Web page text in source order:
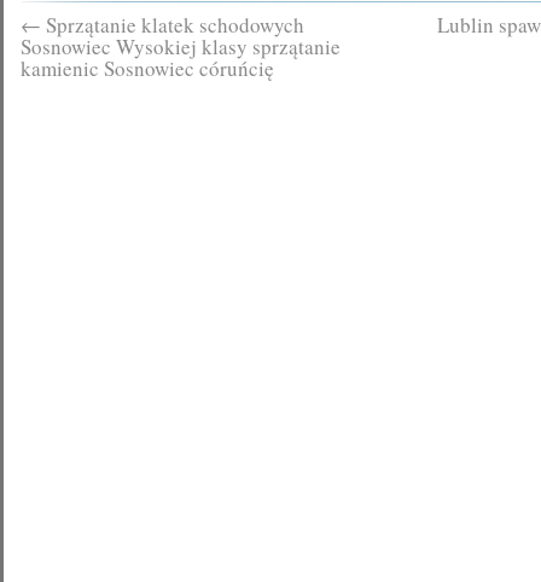
← Sprzątanie klatek schodowych
Sosnowiec Wysokiej klasy sprzątanie
kamienic Sosnowiec córuńcię
Lublin